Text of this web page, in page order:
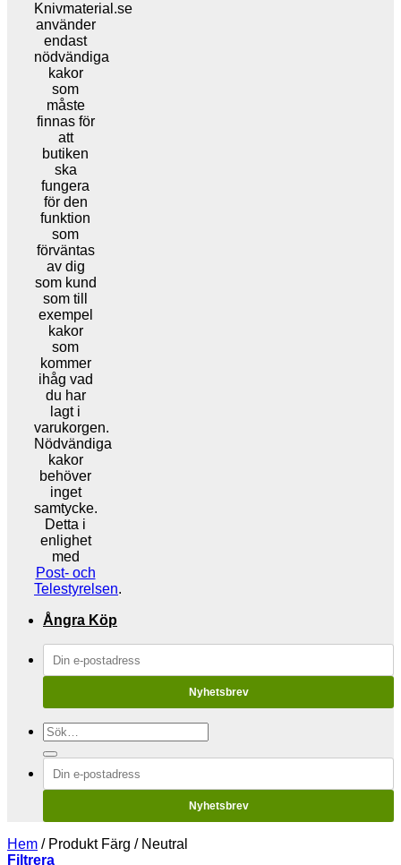
Knivmaterial.se
använder
endast
nödvändiga
kakor
som
måste
finnas för
att
butiken
ska
fungera
för den
funktion
som
förväntas
av dig
som kund
som till
exempel
kakor
som
kommer
ihåg vad
du har
lagt i
varukorgen.
Nödvändiga
kakor
behöver
inget
samtycke.
Detta i
enlighet
med
Post- och
Telestyrelsen.
Ångra Köp
Nyhetsbrev
Sök
efter:
Nyhetsbrev
Hem /Produkt Färg /Neutral
Filtrera